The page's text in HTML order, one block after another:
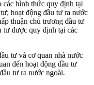
các hình thức quy định tại
hoạt động đầu tư ra nước
thuận chủ trương đầu tư
tư được quy định tại các
tư và cơ quan nhà nước
đến hoạt động đầu tư
tư ra nước ngoài.